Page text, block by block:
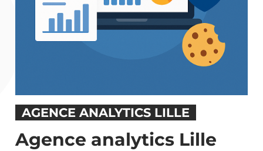
Votre demande
AGENCE ANALYTICS LILLE
Agence analytics Lille